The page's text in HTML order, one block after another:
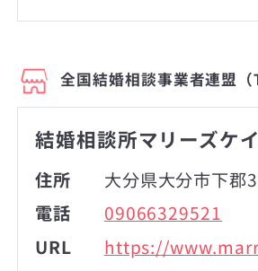
全国結婚相談事業者連盟（
結婚相談所マリーズケイ
住所
大分県大分市下郡
電話
09066329521
URL
https://